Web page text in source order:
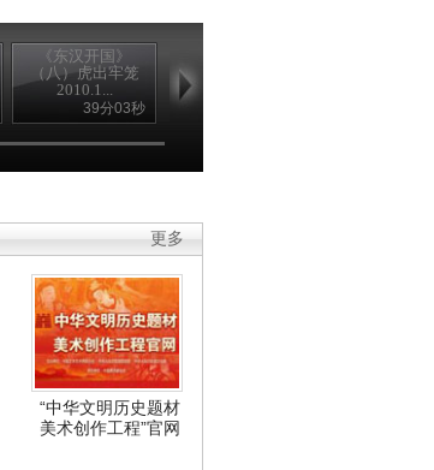
《东汉开国》
（八）虎出牢笼
2010.1...
39分03秒
（九）燕赵惊变
更多
“中华文明历史题材
美术创作工程”官网